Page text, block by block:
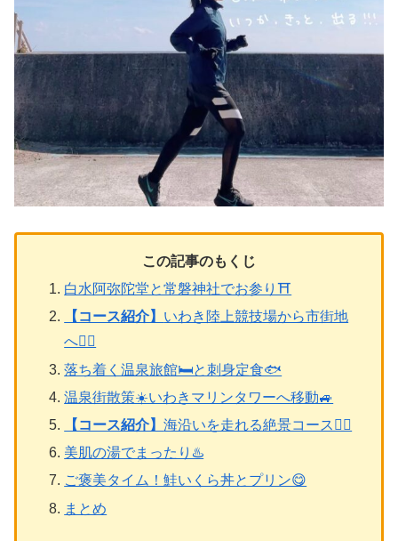
この記事のもくじ
白水阿弥陀堂と常磐神社でお参り⛩️
【コース紹介】 いわき陸上競技場から市街地
へ🏃‍♀️
落ち着く温泉旅館🛏️と刺身定食🐟
温泉街散策☀️いわきマリンタワーへ移動🚙
【コース紹介】海沿いを走れる絶景コース🏃‍♀️
美肌の湯でまったり♨️
ご褒美タイム！鮭いくら丼とプリン😋
まとめ